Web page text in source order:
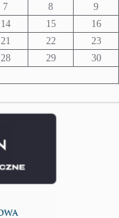
7 8
9
14 15
16
21 22
23
28 29
30